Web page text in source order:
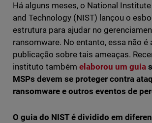
Há alguns meses, o National
and Technology (NIST) lançou o
estrutura para ajudar no
ransomware. No entanto, essa não é
publicação sobre tais ameaças.
instituto também elaborou um guia
MSPs devem se proteger contra
ransomware e outros eventos de
O guia do NIST é dividido em